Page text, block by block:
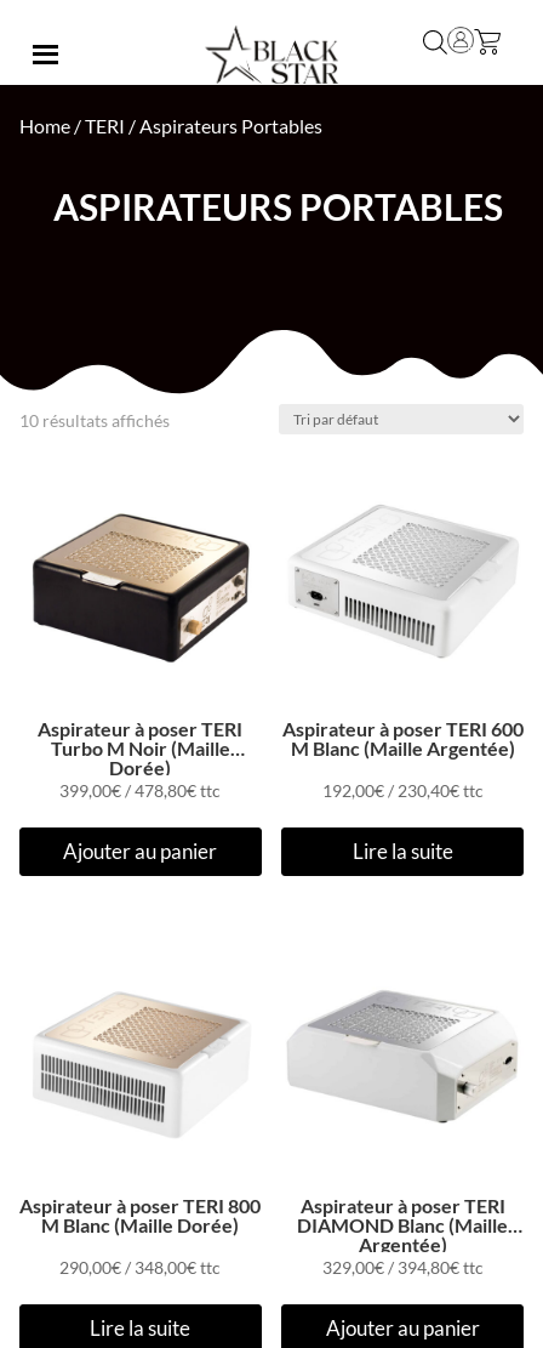
Home /TERI / Aspirateurs Portables
ASPIRATEURS PORTABLES
10 résultats affichés
Aspirateur à poser TERI
Turbo M Noir (Maille
Dorée)
399,00€/478,80€ttc
Ajouter au panier
Aspirateur à poser TERI 600
M Blanc (Maille Argentée)
192,00€/ 230,40€ttc
Lire la suite
Aspirateur à poser TERI 800
M Blanc (Maille Dorée)
290,00€/ 348,00€ttc
Lire la suite
Aspirateur à poser TERI
DIAMOND Blanc (Maille
Argentée)
329,00€/ 394,80€ttc
Ajouter au panier